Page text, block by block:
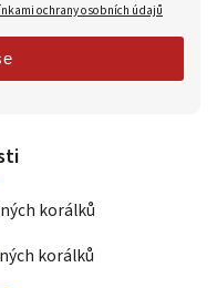
korálků
korálků
ochrany osobních údajů